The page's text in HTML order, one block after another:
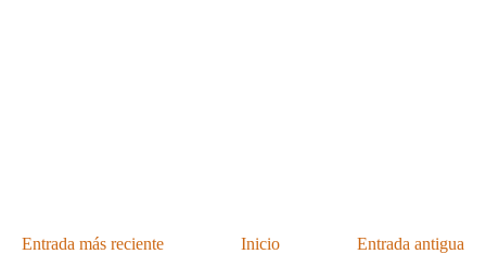
Entrada más reciente Entrada antigua
Inicio